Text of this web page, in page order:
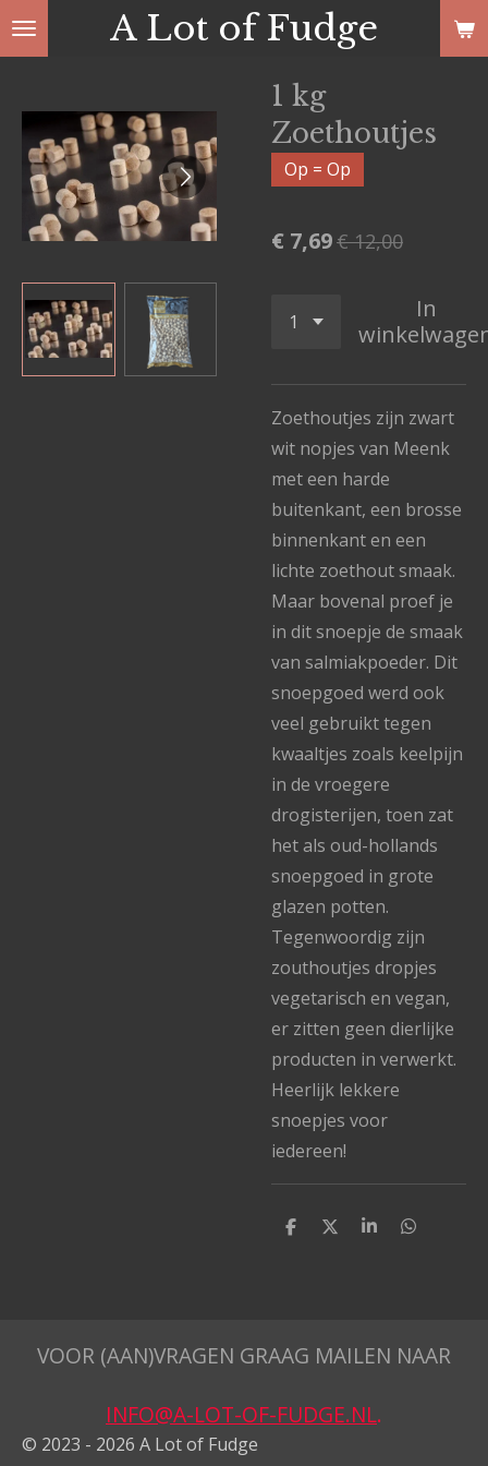
Ga
direct
de
hoofdinhoud
A Lot of Fudge
1 kg
Zoethoutjes
Op = Op
€ 7,69€ 12,00
In
Zoethoutjes zijn zwart
wit nopjes van Meenk
met een harde
buitenkant, een brosse
binnenkant en een
lichte zoethout smaak.
Maar bovenal proef je
in dit snoepje de smaak
van salmiakpoeder. Dit
snoepgoed werd ook
veel gebruikt tegen
kwaaltjes zoals keelpijn
in de vroegere
drogisterijen, toen zat
het als oud-hollands
snoepgoed in grote
glazen potten.
Tegenwoordig zijn
zouthoutjes dropjes
vegetarisch en vegan,
er zitten geen dierlijke
producten in verwerkt.
Heerlijk lekkere
snoepjes voor
iedereen!
D
D
S
D
VOOR (AAN)VRAGEN GRAAG MAILEN NAAR
INFO@A-LOT-OF-FUDGE.NL.
© 2023 - 2026 A Lot of Fudge